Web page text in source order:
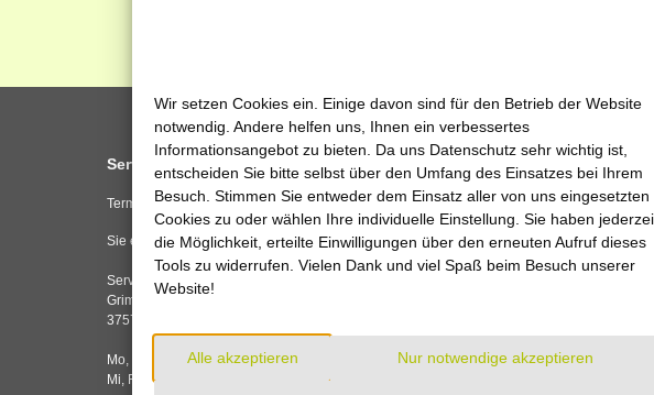
Servicezeiten
Termine nach Vereinbarung oder
Sie erreichen uns im
Servicecenter Einbeck
Grimsehlstraße 17
37574 Einbeck
Mo, Di, Do 8.00 – 16.00 Uhr
Mi, Fr 8.00 – 12.00 Uhr
Navigation
Startseite
Kontakt
Cookie-Einstellungen
Wir setzen Cookies ein. Einige davon sind für den Betrieb der Website
notwendig. Andere helfen uns, Ihnen ein verbessertes
Informationsangebot zu bieten. Da uns Datenschutz sehr wichtig ist,
entscheiden Sie bitte selbst über den Umfang des Einsatzes bei Ihrem
Besuch. Stimmen Sie entweder dem Einsatz aller von uns eingesetzten
Cookies zu oder wählen Ihre individuelle Einstellung. Sie haben
die Möglichkeit, erteilte Einwilligungen über den erneuten Aufruf dieses
Tools zu widerrufen. Vielen Dank und viel Spaß beim Besuch unserer
Website!
Alle akzeptieren Nur notwendige akzeptieren